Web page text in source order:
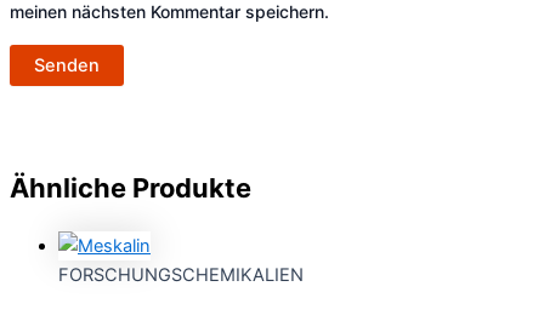
meinen nächsten Kommentar speichern.
Ähnliche Produkte
FORSCHUNGSCHEMIKALIEN